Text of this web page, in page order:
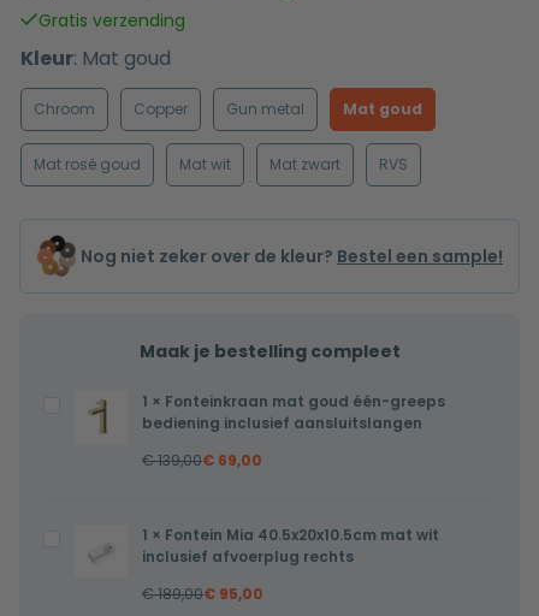
was:
€ 279,00.
is:
€ 154,00.
Gratis verzending
Kleur: Mat goud
Chroom Copper Gun metal Mat goud
Mat rosé goud Mat wit Mat zwart RVS
Nog niet zeker over de kleur? Bestel een sample!
Maak je bestelling compleet
Fonteinkraan
bediening
1 × Fonteinkraan mat goud één-greeps
bediening inclusief aansluitslangen
€139,00€ 69,00
Fontein
Mia
40.5x20x10.5cm
1 × Fontein Mia 40.5x20x10.5cm mat wit
inclusief afvoerplug rechts
€189,00€ 95,00